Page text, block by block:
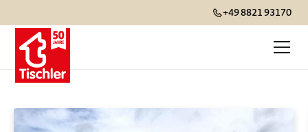
+49 8821 93170